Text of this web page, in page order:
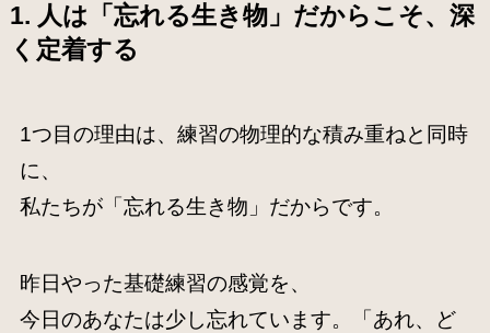
1. 人は「忘れる生き物」だからこそ、深
く定着する
1つ目の理由は、練習の物理的な積み重ねと同時
に、
私たちが「忘れる生き物」だからです。
昨日やった基礎練習の感覚を、
今日のあなたは少し忘れています。「あれ、ど